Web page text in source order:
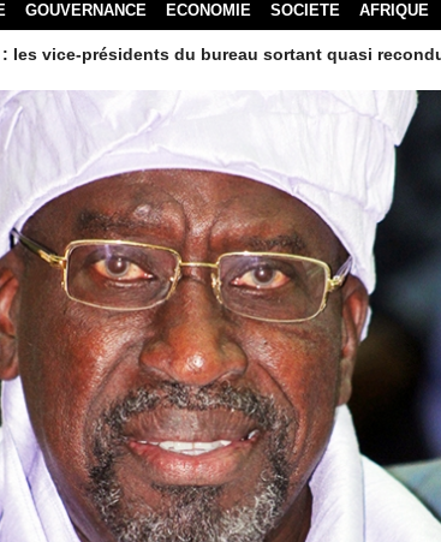
GOUVERNANCE ECONOMIE SOCIETE AFRIQUE
les vice-présidents du bureau sortant quasi